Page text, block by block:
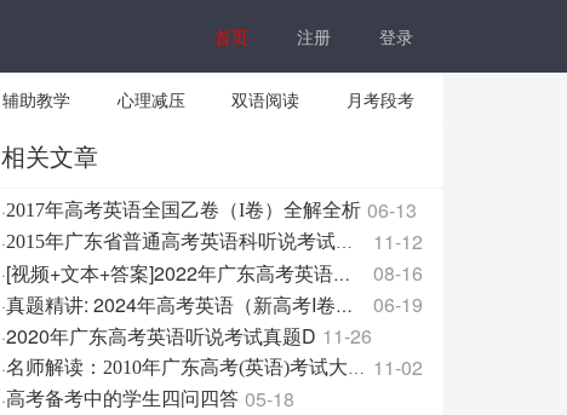
首页 注册 登录
辅助教学 心理减压 双语阅读 月考段考
相关文章
·2017年高考英语全国乙卷（I卷）全解全析 06-13
· 2015年广东省普通高考英语科听说考试考试大纲 11-12
· [视频+文本+答案]2022年广东高考英语听说考试真题B 08-16
· 真题精讲: 2024年高考英语（新高考I卷）阅读理解D篇 06-19
·2020年广东高考英语听说考试真题D 11-26
· 名师解读：2010年广东高考(英语)考试大纲 11-02
·高考备考中的学生四问四答 05-18